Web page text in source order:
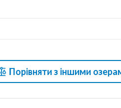
Порівняти з іншими